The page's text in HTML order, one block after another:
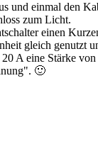
und einmal den
zum Licht.
einen
gleich
A eine Stärke
🙂